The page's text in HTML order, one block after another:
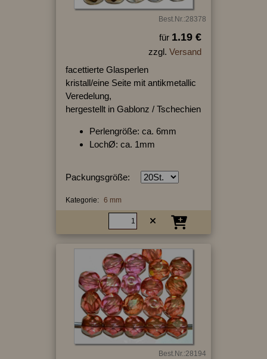
Best.Nr.:28378
für 1.19 €
zzgl. Versand
facettierte Glasperlen
kristall/eine Seite mit antikmetallic
Veredelung,
hergestellt in Gablonz / Tschechien
Perlengröße: ca. 6mm
LochØ: ca. 1mm
Packungsgröße:
Kategorie: 6 mm
Best.Nr.:28194